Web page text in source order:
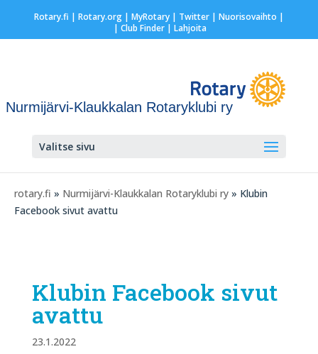
Rotary.fi | Rotary.org| MyRotary| Twitter| Nuorisovaihto |
| Club Finder| Lahjoita
Nurmijärvi-Klaukkalan Rotaryklubi ry
Valitse sivu
rotary.fi » Nurmijärvi-Klaukkalan Rotaryklubi ry » Klubin
Facebook sivut avattu
Klubin Facebook sivut
avattu
23.1.2022